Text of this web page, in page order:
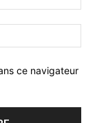
ce navigateur